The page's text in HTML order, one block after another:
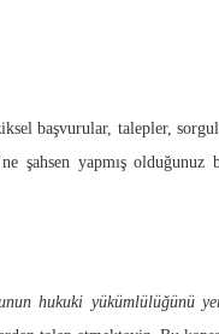
başvurular, talepler,
yapmış
hukuki yükümlülüğünü